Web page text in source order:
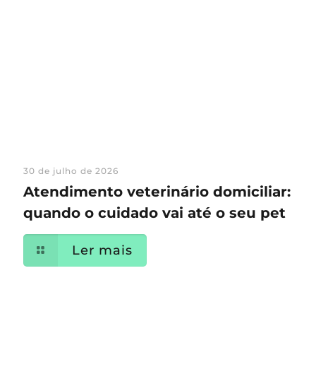
30 de julho de 2026
Atendimento veterinário domiciliar:
quando o cuidado vai até o seu pet
Ler mais